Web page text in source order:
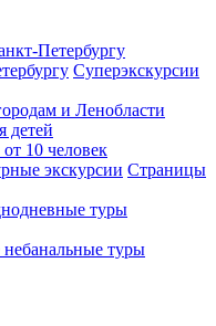
Петербургу
Суперэкскурсии
и Ленобласти
детей
10 человек
экскурсии Страницы
туры
туры